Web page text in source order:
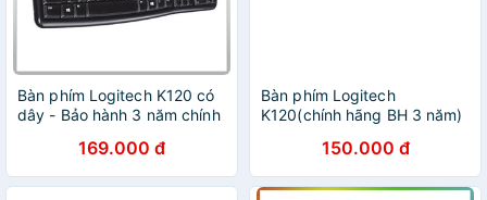
Bàn phím Logitech K120 có
dây - Bảo hành 3 năm chính
169.000 đ
Bàn phím Logitech
K120(chính hãng BH 3 năm)
150.000 đ